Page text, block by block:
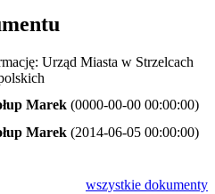
Urząd Miasta w Strzelcach
Marek (0000-00-00 00:00:00)
Marek (2014-06-05 00:00:00)
wszystkie dokumenty